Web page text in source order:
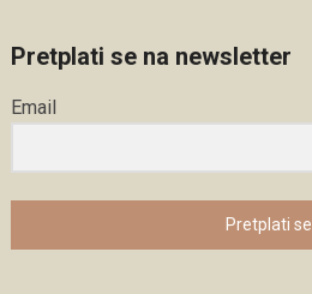
Pretplati se na newsletter
Email
Pretplati se